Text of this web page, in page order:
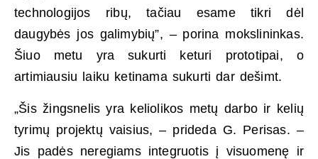
technologijos ribų, tačiau esame tikri dėl
daugybės jos galimybių”, – porina mokslininkas.
Šiuo metu yra sukurti keturi prototipai, o
artimiausiu laiku ketinama sukurti dar dešimt.
„Šis žingsnelis yra keliolikos metų darbo ir kelių
tyrimų projektų vaisius, – prideda G. Perisas. –
Jis padės neregiams integruotis į visuomenę ir